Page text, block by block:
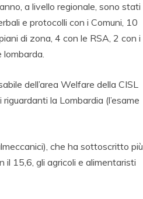
a livello regionale, sono stati
e protocolli con i Comuni, 10
di zona, 4 con le RSA, 2 con i
lombarda.
dell’area Welfare della CISL
la Lombardia (l’esame
che ha sottoscritto più
il 15,6, gli agricoli e alimentaristi